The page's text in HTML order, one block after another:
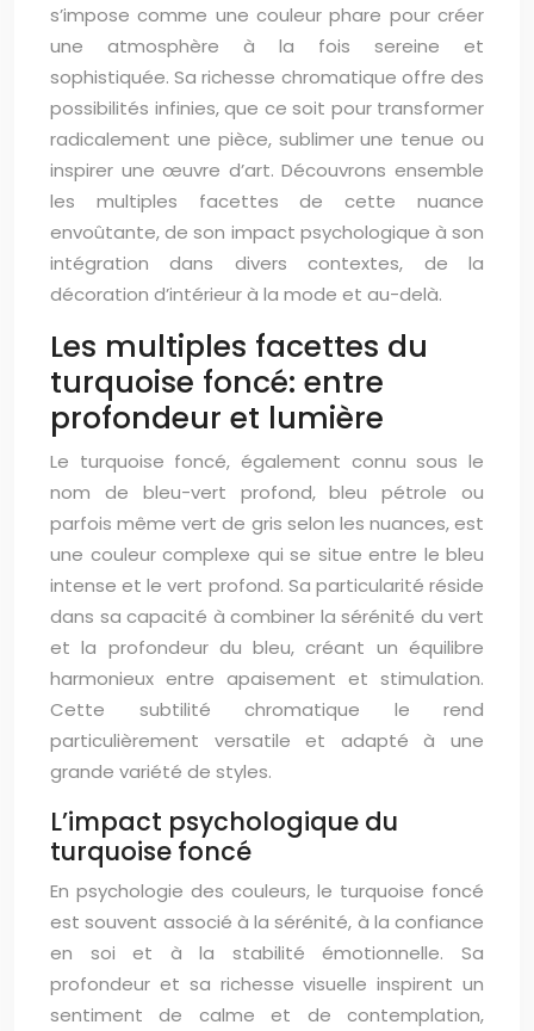
s’impose comme une couleur phare pour créer
une atmosphère à la fois sereine et
sophistiquée. Sa richesse chromatique offre des
possibilités infinies, que ce soit pour transformer
radicalement une pièce, sublimer une tenue ou
inspirer une œuvre d’art. Découvrons ensemble
les multiples facettes de cette nuance
envoûtante, de son impact psychologique à son
intégration dans divers contextes, de la
décoration d’intérieur à la mode et au-delà.
Les multiples facettes du
turquoise foncé: entre
profondeur et lumière
Le turquoise foncé, également connu sous le
nom de bleu-vert profond, bleu pétrole ou
parfois même vert de gris selon les nuances, est
une couleur complexe qui se situe entre le bleu
intense et le vert profond. Sa particularité réside
dans sa capacité à combiner la sérénité du vert
et la profondeur du bleu, créant un équilibre
harmonieux entre apaisement et stimulation.
Cette subtilité chromatique le rend
particulièrement versatile et adapté à une
grande variété de styles.
L’impact psychologique du
turquoise foncé
En psychologie des couleurs, le turquoise foncé
est souvent associé à la sérénité, à la confiance
en soi et à la stabilité émotionnelle. Sa
profondeur et sa richesse visuelle inspirent un
sentiment de calme et de contemplation,